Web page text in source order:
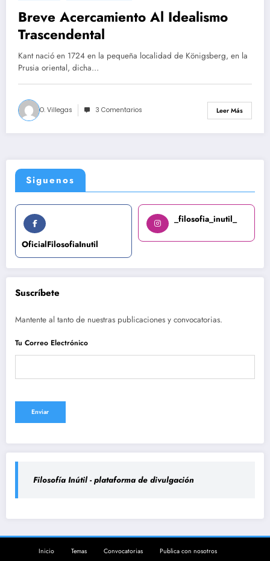
Breve Acercamiento Al Idealismo
Trascendental
Kant nació en 1724 en la pequeña localidad de Königsberg, en la
Prusia oriental, dicha…
O. Villegas 3 Comentarios Leer Más
Siguenos
OficialFilosofiaInutil
_filosofia_inutil_
Suscríbete
Mantente al tanto de nuestras publicaciones y convocatorias.
Tu Correo Electrónico
Filosofía Inútil - plataforma de divulgación
Inicio Temas Convocatorias Publica con nosotros